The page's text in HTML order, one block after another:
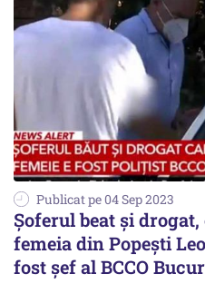
Publicat pe 04 Sep 2023
Şoferul beat şi
femeia din Popești
fost şef al BCCO